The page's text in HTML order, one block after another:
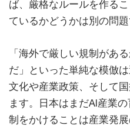
ば、厳格なルールを作る
ているかどうかは別の問題
「海外で厳しい規制があ
だ」といった単純な模倣
文化や産業政策、そして
ます。日本はまだAI産業
制をかけることは産業発